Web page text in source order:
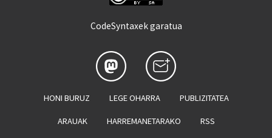
CodeSyntaxek garatua
HONI BURUZ LEGE OHARRA PUBLIZITATEA
ARAUAK HARREMANETARAKO RSS